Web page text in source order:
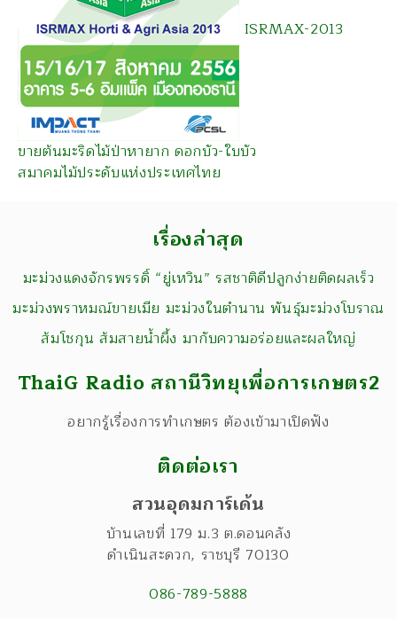
ISRMAX-2013
ขายต้นมะริดไม้ป่าหายาก ดอกบัว-ใบบัว
สมาคมไม้ประดับแห่งประเทศไทย
เรื่องล่าสุด
มะม่วงแดงจักรพรรดิ์ “ยู่เหวิน” รสชาติดีปลูกง่ายติดผลเร็ว
มะม่วงพราหมณ์ขายเมีย มะม่วงในตำนาน พันธุ์มะม่วงโบราณ
ส้มโชกุน ส้มสายน้ำผึ้ง มากับความอร่อยและผลใหญ่
ThaiG Radio สถานีวิทยุเพื่อการเกษตร2
อยากรู้เรื่องการทำเกษตร ต้องเข้ามาเปิดฟัง
ติดต่อเรา
สวนอุดมการ์เด้น
บ้านเลขที่ 179 ม.3 ต.ดอนคลัง
ดำเนินสะดวก, ราชบุรี 70130
086-789-5888